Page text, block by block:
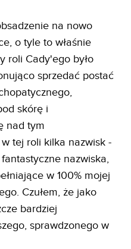
na nowo
o tyle to właśnie
roli Cady'ego było
sprzedać postać
skórę i
nad tym
w tej roli kilka nazwisk -
nazwiska,
w 100% mojej
Czułem, że jako
bardziej
sprawdzonego w